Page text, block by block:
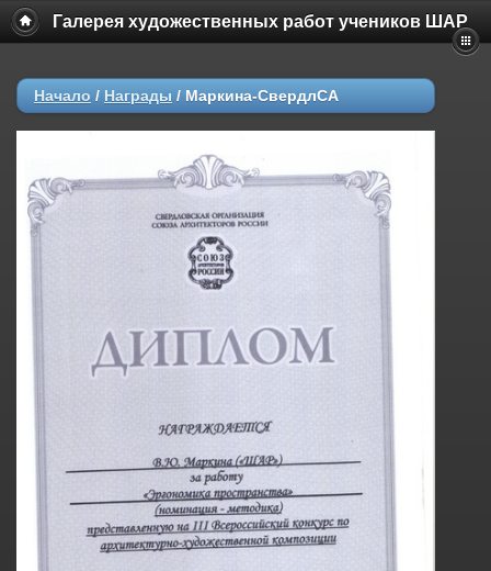
Галерея художественных работ учеников ШАР
Начало / Награды / Маркина-СвердлСА